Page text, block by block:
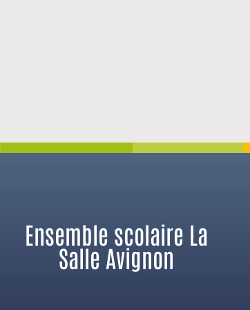
Ensemble scolaire La
Salle Avignon